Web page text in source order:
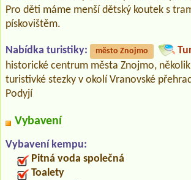
Pro děti máme menší dětský koutek s
pískovištěm.
Nabídka turistiky: město Znojmo
historické centrum města Znojmo,
turistivké stezky v okolí Vranovské
Podyjí
Vybavení
Vybavení kempu:
Pitná voda společná
Toalety